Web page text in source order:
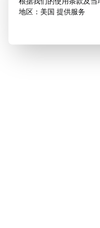
地区：美国 提供服务